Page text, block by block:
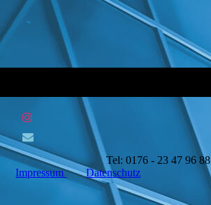
Tel: 0176 - 23 47 96 88
Impressum
Datenschutz